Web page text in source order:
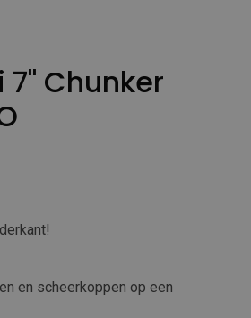
7" Chunker
en scheerkoppen op een